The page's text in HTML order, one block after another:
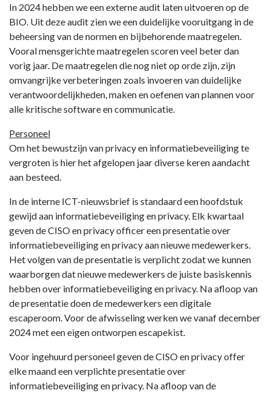
In 2024 hebben we een externe audit laten uitvoeren op de
BIO. Uit deze audit zien we een duidelijke vooruitgang in de
beheersing van de normen en bijbehorende maatregelen.
Vooral mensgerichte maatregelen scoren veel beter dan
vorig jaar. De maatregelen die nog niet op orde zijn, zijn
omvangrijke verbeteringen zoals invoeren van duidelijke
verantwoordelijkheden, maken en oefenen van plannen voor
alle kritische software en communicatie.
Personeel
Om het bewustzijn van privacy en informatiebeveiliging te
vergroten is hier het afgelopen jaar diverse keren aandacht
aan besteed.
In de interne ICT-nieuwsbrief is standaard een hoofdstuk
gewijd aan informatiebeveiliging en privacy. Elk kwartaal
geven de CISO en privacy officer een presentatie over
informatiebeveiliging en privacy aan nieuwe medewerkers.
Het volgen van de presentatie is verplicht zodat we kunnen
waarborgen dat nieuwe medewerkers de juiste basiskennis
hebben over informatiebeveiliging en privacy. Na afloop van
de presentatie doen de medewerkers een digitale
escaperoom. Voor de afwisseling werken we vanaf december
2024 met een eigen ontworpen escapekist.
Voor ingehuurd personeel geven de CISO en privacy offer
elke maand een verplichte presentatie over
informatiebeveiliging en privacy. Na afloop van de